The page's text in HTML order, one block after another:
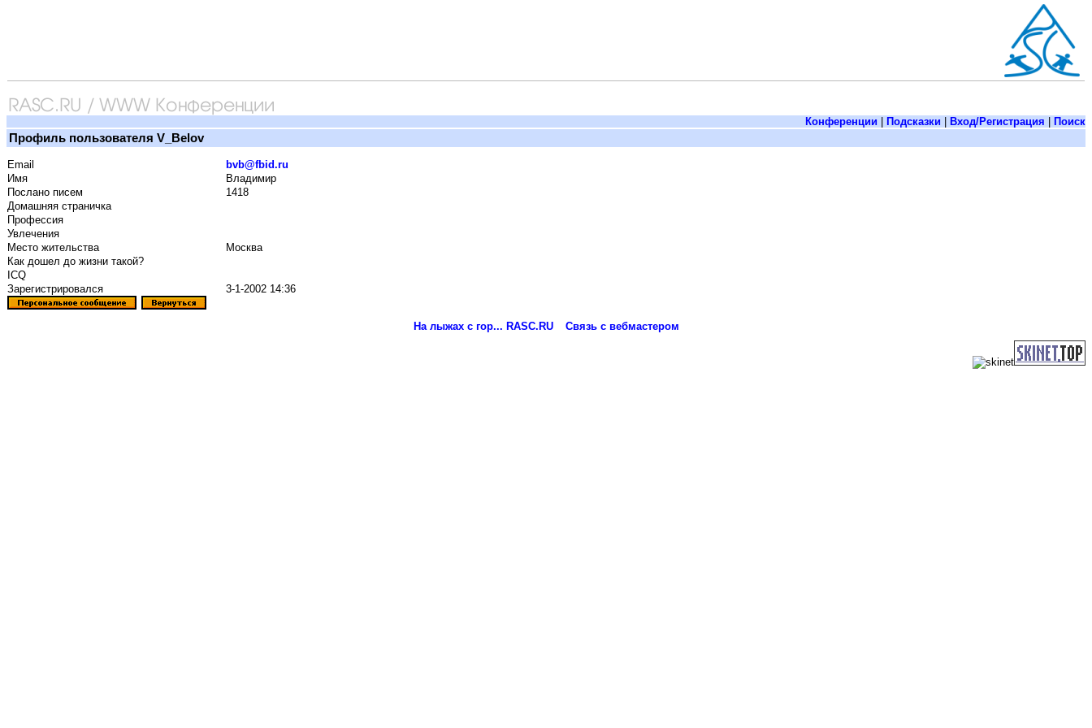
Конференции Подсказки Вход/Регистрация Поиск
Профиль пользователя V_Belov
Email
bvb@fbid.ru
Имя
Владимир
Послано писем
1418
Домашняя страничка
Профессия
Увлечения
Место жительства
Москва
Как дошел до жизни такой?
ICQ
Зарегистрировался
3-1-2002 14:36
На лыжах с гор... RASC.RU Связь с вебмастером